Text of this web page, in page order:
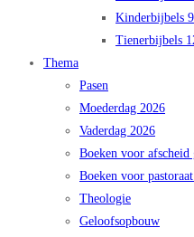
Kinderbijbels
Tienerbijbels
Thema
Pasen
Moederdag 2026
Vaderdag 2026
Boeken voor afscheid
Boeken voor
Theologie
Geloofsopbouw